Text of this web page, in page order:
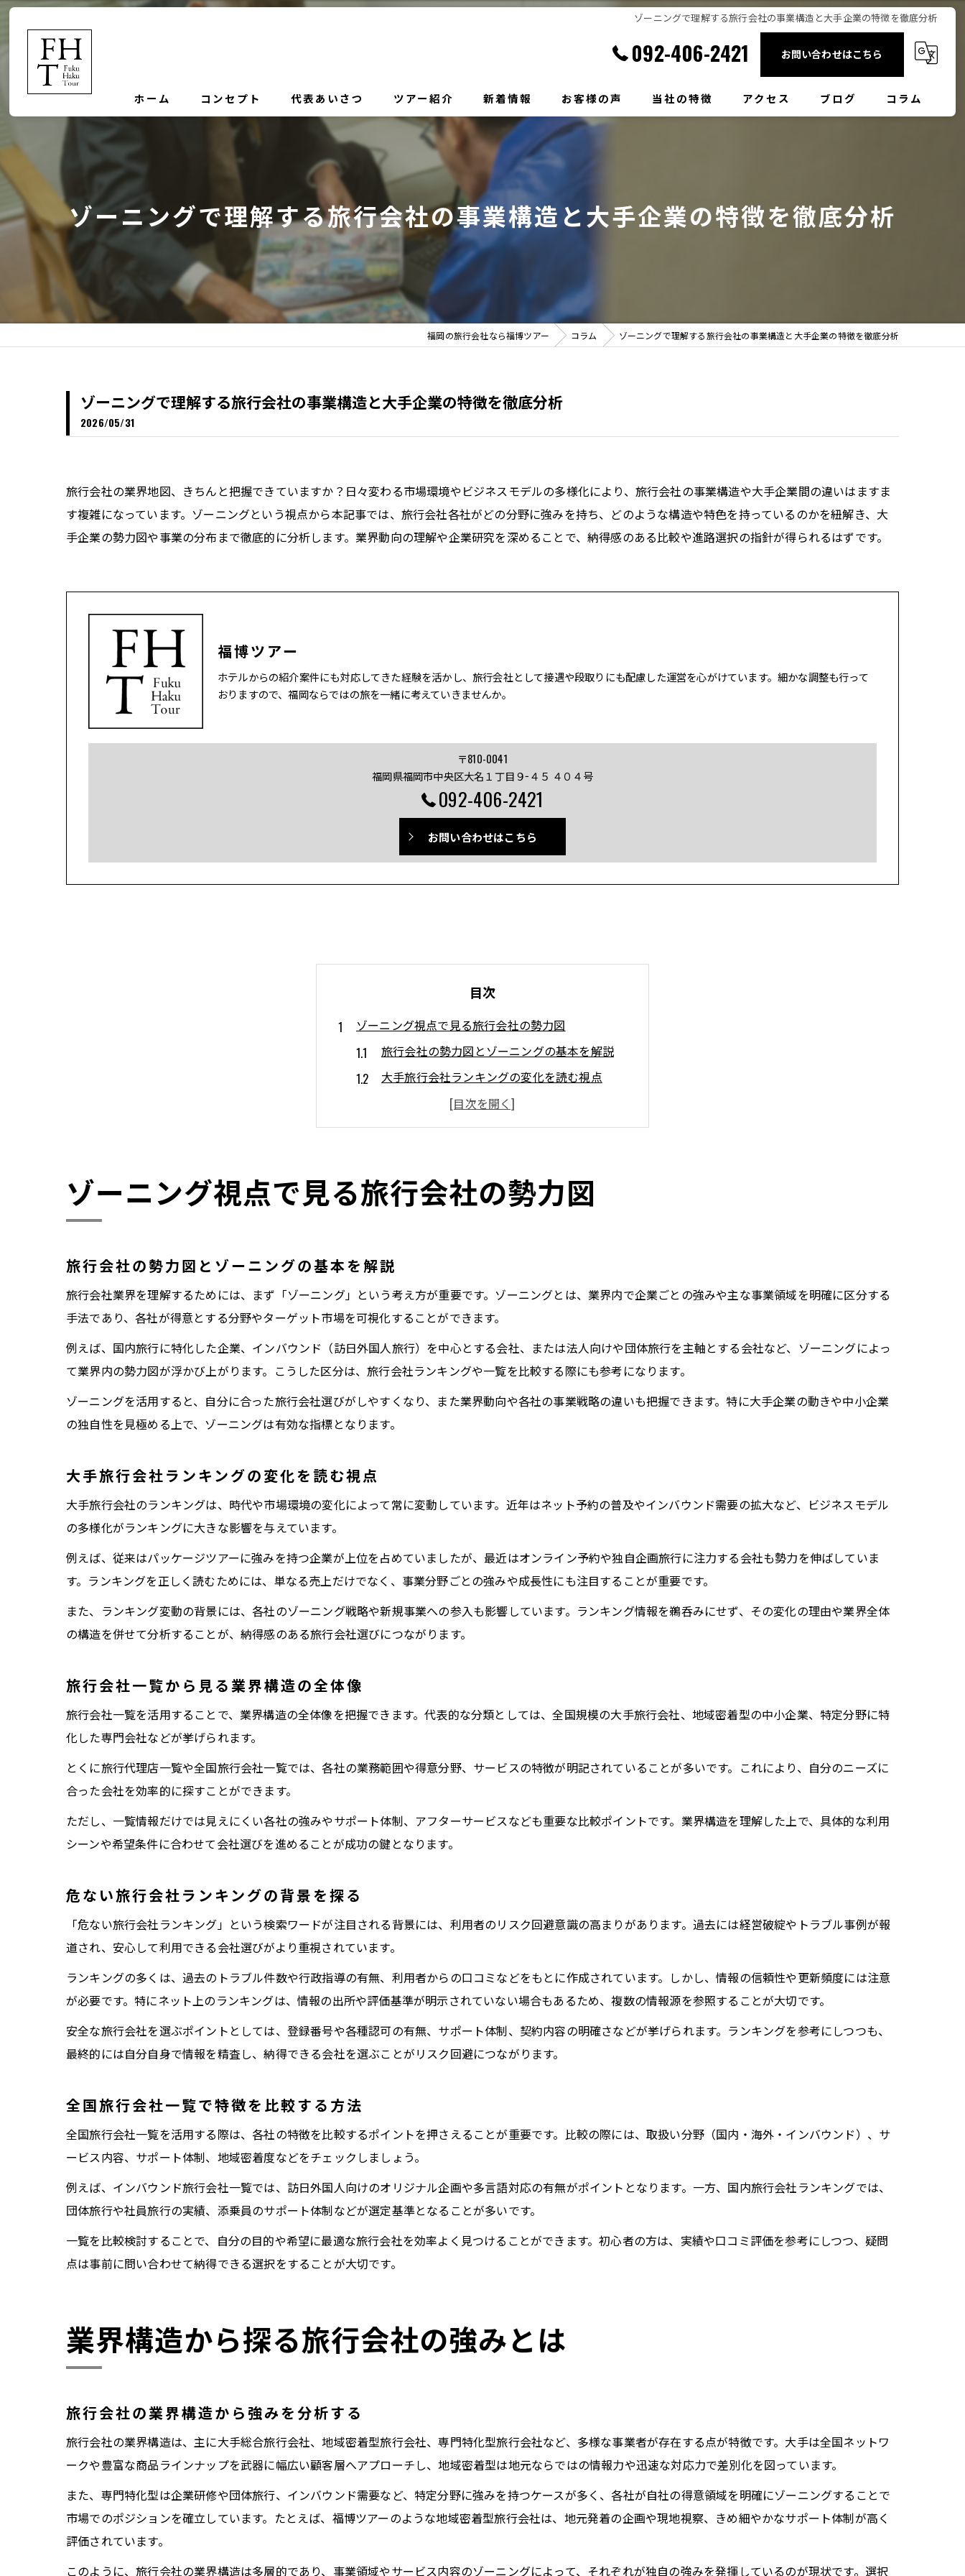
ゾーニングで理解する旅行会社の事業構造と大手企業の特徴を徹底分析
092-406-2421 お問い合わせはこちら
ホーム コンセプト 代表あいさつ ツアー紹介 新着情報 お客様の声 当社の特徴
日帰り
アクセス ブログ コラム
ゾーニングで理解する旅行会社の事業構造と大手企業の特徴を徹底分析
福岡の旅行会社なら福博ツアー コラム ゾーニングで理解する旅行会社の事業構造と大手企業の特徴を徹底分析
ゾーニングで理解する旅行会社の事業構造と大手企業の特徴を徹底分析
2026/05/31
旅行会社の業界地図、きちんと把握できていますか？日々変わる市場環境やビジネスモデルの多様化により、旅行会社の事業構造や大手企業間の違いはますま
す複雑になっています。ゾーニングという視点から本記事では、旅行会社各社がどの分野に強みを持ち、どのような構造や特色を持っているのかを紐解き、大
手企業の勢力図や事業の分布まで徹底的に分析します。業界動向の理解や企業研究を深めることで、納得感のある比較や進路選択の指針が得られるはずです。
福博ツアー
ホテルからの紹介案件にも対応してきた経験を活かし、旅行会社として接遇や段取りにも配慮した運営を心がけています。細かな調整も行って
おりますので、福岡ならではの旅を一緒に考えていきませんか。
〒810-0041
福岡県福岡市中央区大名１丁目９−４５ ４０４号
092-406-2421
お問い合わせはこちら
目次
ゾーニング視点で見る旅行会社の勢力図
旅行会社の勢力図とゾーニングの基本を解説
大手旅行会社ランキングの変化を読む視点
旅行会社一覧から見る業界構造の全体像
危ない旅行会社ランキングの背景を探る
業界構造から探る旅行会社の強みとは
旅行会社の業界構造から強みを分析する
インバウンド旅行会社一覧と新たな強み
国内旅行会社ランキングと構造の関連性
大手旅行会社の事業分布とゾーニング分析
旅行会社一覧で見る事業エリアの違い
旅行会社選びで重視したい構造的な強み
旅行代理店ネットどっちが安いかの視点
安心できる旅行会社の見極め方と注意点
旅行会社大手ランキングの伸び率に注目
旅行会社の業界動向とゾーニングの関係
旅行会社の構造把握が進路選択に役立つ理由
旅行会社一覧から読み解くキャリアの可能性
旅行会社ランキングを活かした企業研究の方法
ゾーニング視点で見る旅行会社の勢力図
旅行会社の勢力図とゾーニングの基本を解説
旅行会社業界を理解するためには、まず「ゾーニング」という考え方が重要です。ゾーニングとは、業界内で企業ごとの強みや主な事業領域を明確に区分する
手法であり、各社が得意とする分野やターゲット市場を可視化することができます。
例えば、国内旅行に特化した企業、インバウンド（訪日外国人旅行）を中心とする会社、または法人向けや団体旅行を主軸とする会社など、ゾーニングによっ
て業界内の勢力図が浮かび上がります。こうした区分は、旅行会社ランキングや一覧を比較する際にも参考になります。
ゾーニングを活用すると、自分に合った旅行会社選びがしやすくなり、また業界動向や各社の事業戦略の違いも把握できます。特に大手企業の動きや中小企業
の独自性を見極める上で、ゾーニングは有効な指標となります。
大手旅行会社ランキングの変化を読む視点
大手旅行会社のランキングは、時代や市場環境の変化によって常に変動しています。近年はネット予約の普及やインバウンド需要の拡大など、ビジネスモデル
の多様化がランキングに大きな影響を与えています。
例えば、従来はパッケージツアーに強みを持つ企業が上位を占めていましたが、最近はオンライン予約や独自企画旅行に注力する会社も勢力を伸ばしていま
す。ランキングを正しく読むためには、単なる売上だけでなく、事業分野ごとの強みや成長性にも注目することが重要です。
また、ランキング変動の背景には、各社のゾーニング戦略や新規事業への参入も影響しています。ランキング情報を鵜呑みにせず、その変化の理由や業界全体
の構造を併せて分析することが、納得感のある旅行会社選びにつながります。
旅行会社一覧から見る業界構造の全体像
旅行会社一覧を活用することで、業界構造の全体像を把握できます。代表的な分類としては、全国規模の大手旅行会社、地域密着型の中小企業、特定分野に特
化した専門会社などが挙げられます。
とくに旅行代理店一覧や全国旅行会社一覧では、各社の業務範囲や得意分野、サービスの特徴が明記されていることが多いです。これにより、自分のニーズに
合った会社を効率的に探すことができます。
ただし、一覧情報だけでは見えにくい各社の強みやサポート体制、アフターサービスなども重要な比較ポイントです。業界構造を理解した上で、具体的な利用
シーンや希望条件に合わせて会社選びを進めることが成功の鍵となります。
危ない旅行会社ランキングの背景を探る
「危ない旅行会社ランキング」という検索ワードが注目される背景には、利用者のリスク回避意識の高まりがあります。過去には経営破綻やトラブル事例が報
道され、安心して利用できる会社選びがより重視されています。
ランキングの多くは、過去のトラブル件数や行政指導の有無、利用者からの口コミなどをもとに作成されています。しかし、情報の信頼性や更新頻度には注意
が必要です。特にネット上のランキングは、情報の出所や評価基準が明示されていない場合もあるため、複数の情報源を参照することが大切です。
安全な旅行会社を選ぶポイントとしては、登録番号や各種認可の有無、サポート体制、契約内容の明確さなどが挙げられます。ランキングを参考にしつつも、
最終的には自分自身で情報を精査し、納得できる会社を選ぶことがリスク回避につながります。
全国旅行会社一覧で特徴を比較する方法
全国旅行会社一覧を活用する際は、各社の特徴を比較するポイントを押さえることが重要です。比較の際には、取扱い分野（国内・海外・インバウンド）、サ
ービス内容、サポート体制、地域密着度などをチェックしましょう。
例えば、インバウンド旅行会社一覧では、訪日外国人向けのオリジナル企画や多言語対応の有無がポイントとなります。一方、国内旅行会社ランキングでは、
団体旅行や社員旅行の実績、添乗員のサポート体制などが選定基準となることが多いです。
一覧を比較検討することで、自分の目的や希望に最適な旅行会社を効率よく見つけることができます。初心者の方は、実績や口コミ評価を参考にしつつ、疑問
点は事前に問い合わせて納得できる選択をすることが大切です。
業界構造から探る旅行会社の強みとは
旅行会社の業界構造から強みを分析する
旅行会社の業界構造は、主に大手総合旅行会社、地域密着型旅行会社、専門特化型旅行会社など、多様な事業者が存在する点が特徴です。大手は全国ネットワ
ークや豊富な商品ラインナップを武器に幅広い顧客層へアプローチし、地域密着型は地元ならではの情報力や迅速な対応力で差別化を図っています。
また、専門特化型は企業研修や団体旅行、インバウンド需要など、特定分野に強みを持つケースが多く、各社が自社の得意領域を明確にゾーニングすることで
市場でのポジションを確立しています。たとえば、福博ツアーのような地域密着型旅行会社は、地元発着の企画や現地視察、きめ細やかなサポート体制が高く
評価されています。
このように、旅行会社の業界構造は多層的であり、事業領域やサービス内容のゾーニングによって、それぞれが独自の強みを発揮しているのが現状です。選択